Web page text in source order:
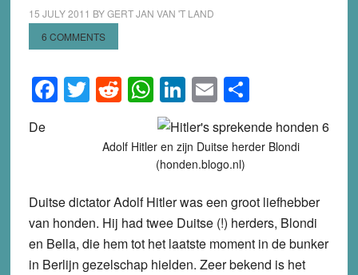
15 JULY 2011 BYGERT JAN VAN 'T LAND
6 COMMENTS
Facebook
Twitter
Reddit
WhatsApp
LinkedIn
EmailShare
Adolf Hitler en zijn Duitse herder Blondi
(honden.blogo.nl)
De
Duitse dictator Adolf Hitler was een groot liefhebber
van honden. Hij had twee Duitse (!) herders, Blondi
en Bella, die hem tot het laatste moment in de bunker
in Berlijn gezelschap hielden. Zeer bekend is het